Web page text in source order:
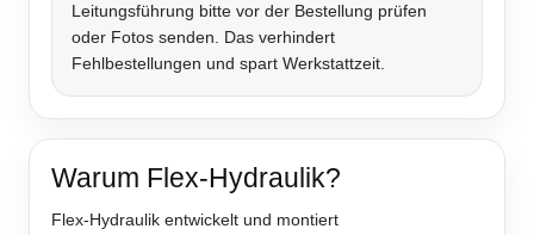
Leitungsführung bitte vor der Bestellung prüfen
oder Fotos senden. Das verhindert
Fehlbestellungen und spart Werkstattzeit.
Warum Flex-Hydraulik?
Flex-Hydraulik entwickelt und montiert